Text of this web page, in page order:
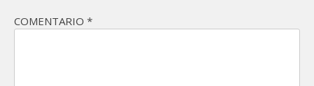
COMENTARIO *